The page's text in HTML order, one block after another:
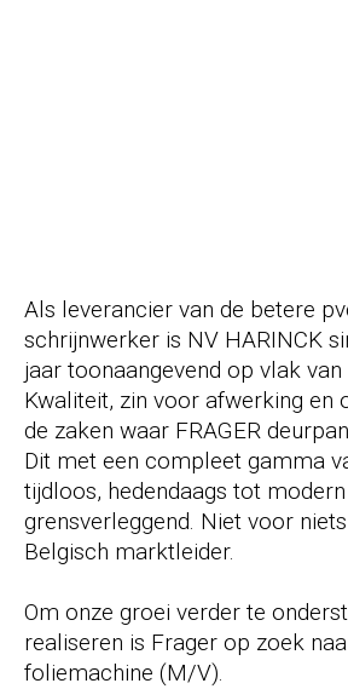
Als leverancier van de betere
schrijnwerker is NV HARINCK
jaar toonaangevend op vlak
Kwaliteit, zin voor afwerking en
de zaken waar FRAGER
Dit met een compleet gamma
tijdloos, hedendaags tot
grensverleggend. Niet voor
Belgisch marktleider.
Om onze groei verder te
realiseren is Frager op zoek
foliemachine (M/V).